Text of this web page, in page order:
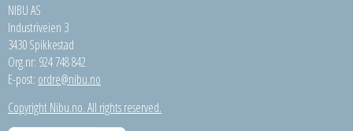
NIBU AS
Industriveien 3
3430 Spikkestad
Org.nr: 924 748 842
E-post: ordre@nibu.no
Copyright Nibu.no. All rights reserved.